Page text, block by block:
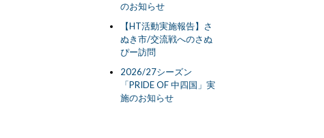
のお知らせ
【HT活動実施報告】さ
ぬき市/交流戦へのさぬ
ぴー訪問
2026/27シーズン
「PRIDE OF 中四国」実
施のお知らせ